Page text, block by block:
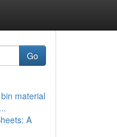
Go
material
A